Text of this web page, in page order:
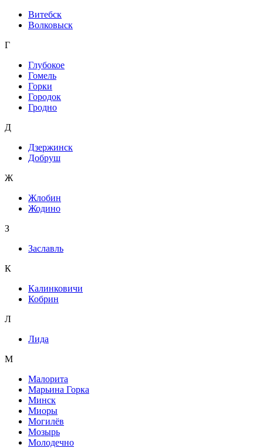
Витебск
Волковыск
Г
Глубокое
Гомель
Горки
Городок
Гродно
Д
Дзержинск
Добруш
Ж
Жлобин
Жодино
З
Заславль
К
Калинковичи
Кобрин
Л
Лида
М
Малорита
Марьина Горка
Минск
Миоры
Могилёв
Мозырь
Молодечно